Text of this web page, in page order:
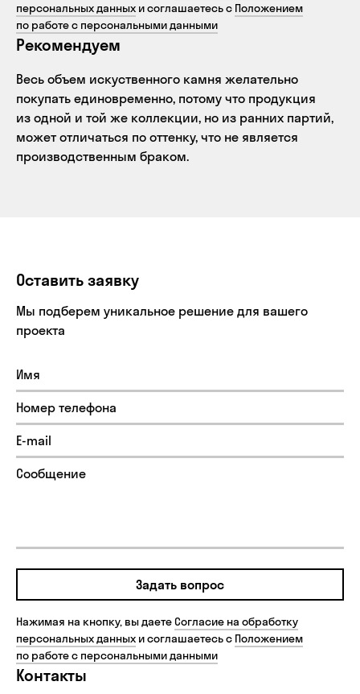
персональных данных и соглашаетесь с Положением
по работе с персональными данными
Рекомендуем
Весь объем искуственного камня желательно
покупать единовременно, потому что продукция
из одной и той же коллекции, но из ранних партий,
может отличаться по оттенку, что не является
производственным браком.
Оставить заявку
Мы подберем уникальное решение для вашего
проекта
Задать вопрос
Нажимая на кнопку, вы даетеСогласие на обработку
персональных данных и соглашаетесь с Положением
по работе с персональными данными
Контакты